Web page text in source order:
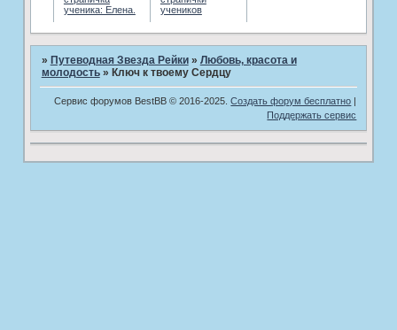
ученика: Елена.
учеников
» Путеводная Звезда Рейки » Любовь, красота и
молодость » Ключ к твоему Сердцу
Сервис форумов BestBB © 2016-2025.Создать форум бесплатно |
Поддержать сервис